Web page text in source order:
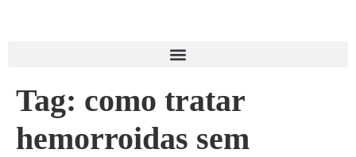
Tag: como tratar
hemorroidas sem